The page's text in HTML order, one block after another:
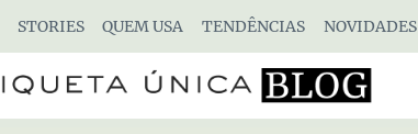
STORIES QUEM USA TENDÊNCIAS NOVIDADES